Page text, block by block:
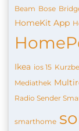
Beam Bose
HomeKit App
Ikea ios 15
Mediathek
Radio Sender
smarthome